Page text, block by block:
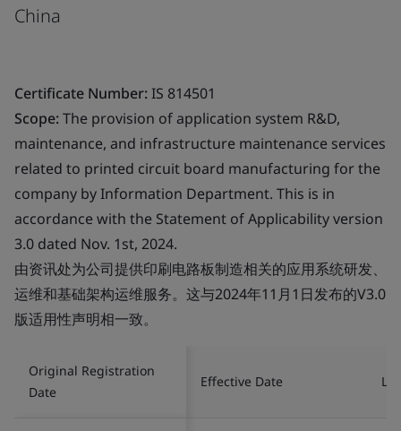
China
Certificate Number:IS 814501
Scope:The provision of application system R&D,
maintenance, and infrastructure maintenance services
related to printed circuit board manufacturing for the
company by Information Department. This is in
accordance with the Statement of Applicability version
3.0 dated Nov. 1st, 2024.
由资讯处为公司提供印刷电路板制造相关的应用系统研发、
运维和基础架构运维服务。这与2024年11月1日发布的V3.0
版适用性声明相一致。
Original Registration
Date
Effective Date